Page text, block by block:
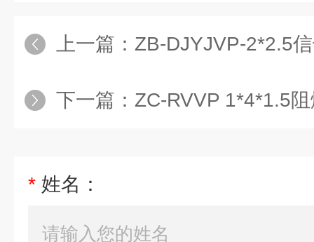
上一篇： ZB-DJYJVP-2*2.5
下一篇： ZC-RVVP 1*4*1.5
* 姓名：